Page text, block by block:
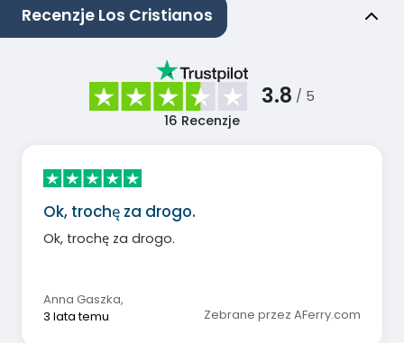
Recenzje Los Cristianos
3.8 / 5
16 Recenzje
Ok, trochę za drogo.
Ok, trochę za drogo.
Anna Gaszka,
3 lata temu
Zebrane przez AFerry.com